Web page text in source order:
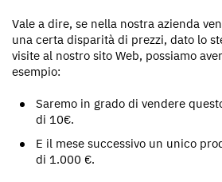
Vale a dire, se nella nostra azienda
una certa disparità di prezzi, dato lo
visite al nostro sito Web, possiamo
esempio:
Saremo in grado di vendere
di 10€.
E il mese successivo un unico
di 1.000 €.